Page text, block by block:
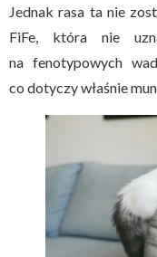
Jednak rasa ta nie
FiFe, która nie
na fenotypowych
co dotyczy właśnie